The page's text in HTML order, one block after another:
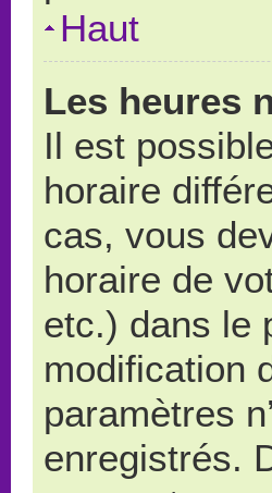
Haut
Les heures
Il est
horaire
cas, vous
horaire de
etc.) dans le
modification
paramètres
enregistrés.